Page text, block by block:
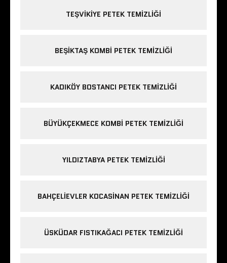
TEŞVIKIYE PETEK TEMIZLIĞI
BEŞIKTAŞ KOMBI PETEK TEMIZLIĞI
KADIKÖY BOSTANCI PETEK TEMIZLIĞI
BÜYÜKÇEKMECE KOMBI PETEK TEMIZLIĞI
YILDIZTABYA PETEK TEMIZLIĞI
BAHÇELIEVLER KOCASINAN PETEK TEMIZLIĞI
ÜSKÜDAR FISTIKAĞACI PETEK TEMIZLIĞI